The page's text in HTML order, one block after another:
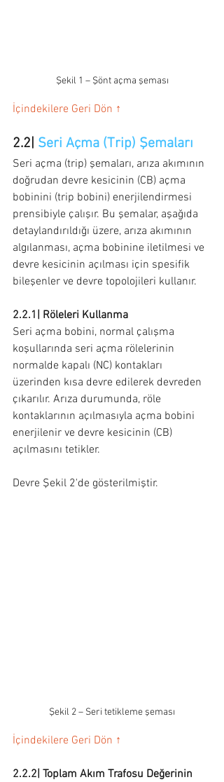
Şekil 1 – Şönt açma şeması
İçindekilere Geri Dön ↑
2.2| Seri Açma (Trip) Şemaları
Seri açma (trip) şemaları, arıza akımının
doğrudan devre kesicinin (CB) açma
bobinini (trip bobini) enerjilendirmesi
prensibiyle çalışır. Bu şemalar, aşağıda
detaylandırıldığı üzere, arıza akımının
algılanması, açma bobinine iletilmesi ve
devre kesicinin açılması için spesifik
bileşenler ve devre topolojileri kullanır.
2.2.1| Röleleri Kullanma
Seri açma bobini, normal çalışma
koşullarında seri açma rölelerinin
normalde kapalı (NC) kontakları
üzerinden kısa devre edilerek devreden
çıkarılır. Arıza durumunda, röle
kontaklarının açılmasıyla açma bobini
enerjilenir ve devre kesicinin (CB)
açılmasını tetikler.
Devre Şekil 2'de gösterilmiştir.
Şekil 2 – Seri tetikleme şeması
İçindekilere Geri Dön ↑
2.2.2| Toplam Akım Trafosu Değerinin